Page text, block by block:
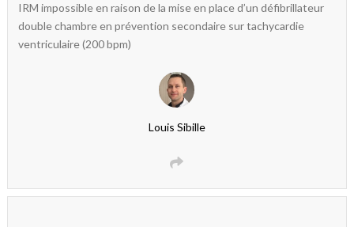
IRM impossible en raison de la mise en place d’un défibrillateur
double chambre en prévention secondaire sur tachycardie
ventriculaire (200 bpm)
Louis Sibille